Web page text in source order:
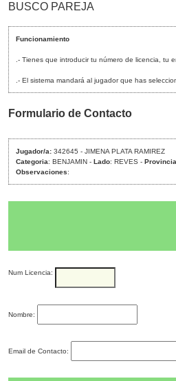
BUSCO PAREJA
Funcionamiento
.- Tienes que introducir tu número de licencia, tu
.- El sistema mandará al jugador que has
Formulario de Contacto
Jugador/a: 342645 - JIMENA PLATA RAMIREZ
Categoria: BENJAMIN - Lado: REVES - Provincia
Observaciones:
Num Licencia:
Nombre:
Email de Contacto: